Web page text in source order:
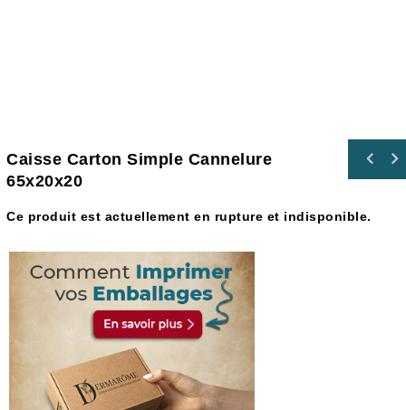
Caisse Carton Simple Cannelure
65x20x20
Ce produit est actuellement en rupture et indisponible.